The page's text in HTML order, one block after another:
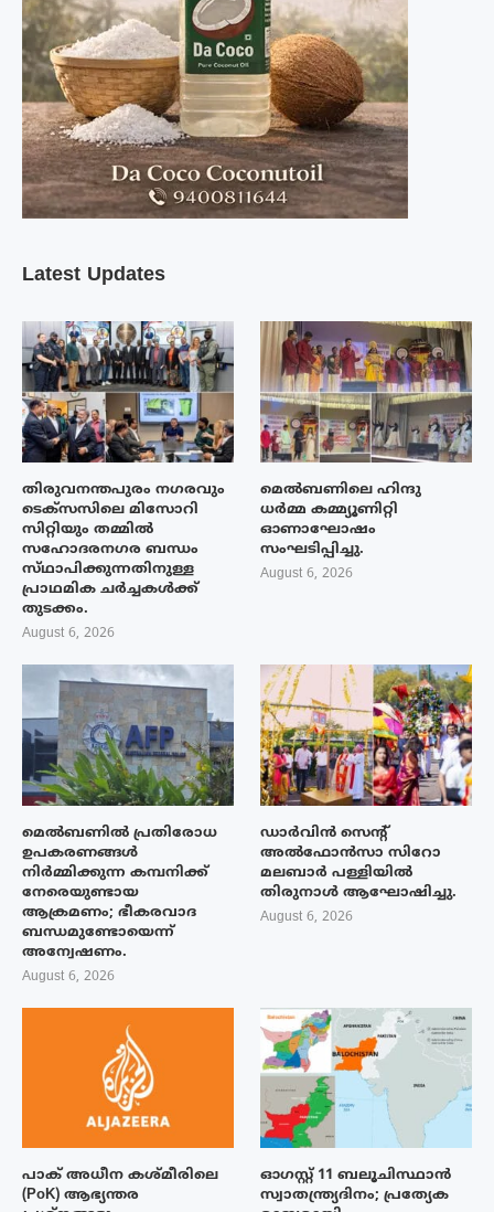
Latest Updates
തിരുവനന്തപുരം നഗരവും
ടെക്‌സസിലെ മിസോറി
സിറ്റിയും തമ്മിൽ
സഹോദരനഗര ബന്ധം
സ്‌ഥാപിക്കുന്നതിനുള്ള
പ്രാഥമിക ചർച്ചകൾക്ക്
തുടക്കം.
August 6, 2026
മെൽബണിലെ ഹിന്ദു
ധർമ്മ കമ്മ്യൂണിറ്റി
ഓണാഘോഷം
സംഘടിപ്പിച്ചു.
August 6, 2026
മെൽബണിൽ പ്രതിരോധ
ഉപകരണങ്ങൾ
നിർമ്മിക്കുന്ന കമ്പനിക്ക്
നേരെയുണ്ടായ
ആക്രമണം; ഭീകരവാദ
ബന്ധമുണ്ടോയെന്ന്
അന്വേഷണം.
August 6, 2026
ഡാർവിൻ സെന്റ്
അൽഫോൻസാ സിറോ
മലബാർ പള്ളിയിൽ
തിരുനാൾ ആഘോഷിച്ചു.
August 6, 2026
പാക് അധീന കശ്മീരിലെ
(PoK) ആഭ്യന്തര
ഓഗസ്റ്റ് 11 ബലൂചിസ്ഥാൻ
സ്വാതന്ത്ര്യദിനം; പ്രത്യേക